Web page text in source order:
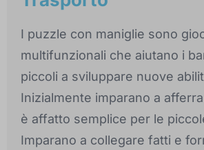
I puzzle con maniglie sono
multifunzionali che aiutano i
piccoli a sviluppare nuove
Inizialmente imparano a
è affatto semplice per le
Imparano a collegare fatti e